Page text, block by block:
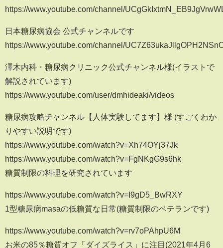
https://www.youtube.com/channel/
日本糖尿病協会 公式チャンネルです
https://www.youtube.com/channel/
澤木内科・糖尿病クリニック公式チャンネル様(イラストで
解説されています)
https://www.youtube.com/user/dmhideaki/videos
糖尿病攻略チャンネル【人体実験してます】様 (すごくわか
りやすい説明です)
https://www.youtube.com/watch?v=Xh74OYj37Jk
https://www.youtube.com/watch?v=FgNKgG9s6hk
糖質制限の料理を研究されています
https://www.youtube.com/watch?v=I9gD5_BwRXY
1型糖尿病masaの低糖質な日常(糖質制限のベテランです)
https://www.youtube.com/watch?v=rv7oPAhpU6M
お米の85％糖質オフ「ダイズライス」に注目(2021年4月6